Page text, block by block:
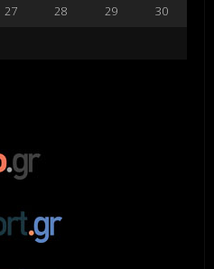
27 28 29
30